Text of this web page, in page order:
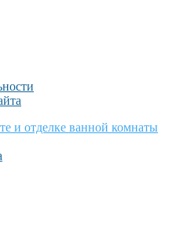
и отделке ванной комнаты